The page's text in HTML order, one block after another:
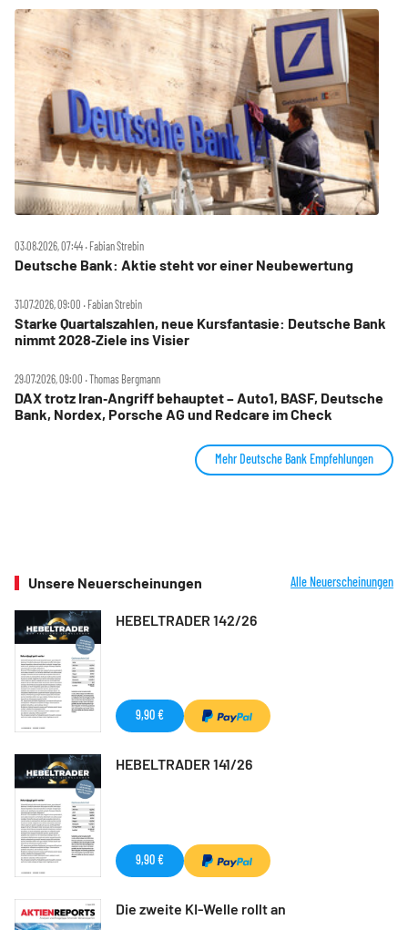
03.08.2026, 07:44 ‧ Fabian Strebin
Deutsche Bank: Aktie steht vor einer Neubewertung
31.07.2026, 09:00 ‧ Fabian Strebin
Starke Quartalszahlen, neue Kursfantasie: Deutsche Bank
nimmt 2028‑Ziele ins Visier
29.07.2026, 09:00 ‧ Thomas Bergmann
DAX trotz Iran‑Angriff behauptet – Auto1, BASF, Deutsche
Bank, Nordex, Porsche AG und Redcare im Check
Mehr Deutsche Bank Empfehlungen
Unsere Neuerscheinungen Alle Neuerscheinungen
HEBELTRADER 142/26
9,90 €
HEBELTRADER 141/26
9,90 €
Die zweite KI-Welle rollt an